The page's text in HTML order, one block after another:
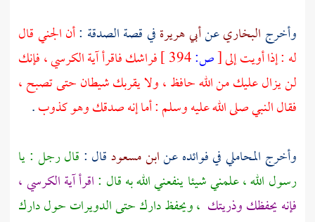
وأخرج البخاريعنأبي هريرةفي قصة الصدقة :أن الجني قال
له : إذا أويت إلى[ص:
فراشك فاقرأ آية الكرسي ، فإنك
لن يزال عليك من الله حافظ ، ولا يقربك شيطان حتى تصبح ،
فقال النبي صلى الله عليه وسلم : أما إنه صدقك وهو كذوب.
وأخرج المحامليفي فوائده عنابن مسعودقال : قال رجل : يا
رسول الله ، علمني شيئا ينفعني الله به قال :اقرأ آية الكرسي ،
فإنه يحفظك وذريتك ، ويحفظ دارك حتى الدويرات حول دارك